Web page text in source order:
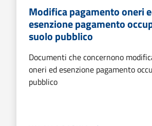
Modifica pagamento oneri
esenzione pagamento
suolo pubblico
Documenti che concernono
oneri ed esenzione pagamento
pubblico